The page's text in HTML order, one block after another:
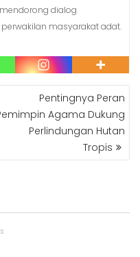
dialog
masyarakat adat.
Pentingnya Peran
Agama Dukung
Perlindungan Hutan
Tropis